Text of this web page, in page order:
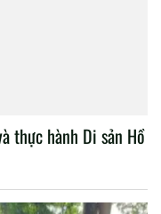
thực hành Di sản Hồ